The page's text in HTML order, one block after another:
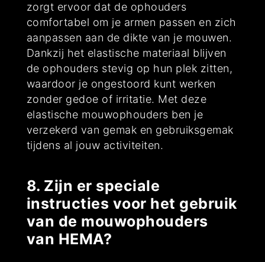
zorgt ervoor dat de ophouders
comfortabel om je armen passen en zich
aanpassen aan de dikte van je mouwen.
Dankzij het elastische materiaal blijven
de ophouders stevig op hun plek zitten,
waardoor je ongestoord kunt werken
zonder gedoe of irritatie. Met deze
elastische mouwophouders ben je
verzekerd van gemak en gebruiksgemak
tijdens al jouw activiteiten.
8. Zijn er speciale
instructies voor het gebruik
van de mouwophouders
van HEMA?